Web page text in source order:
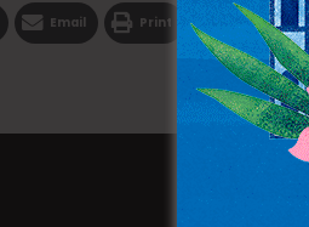
Email Print